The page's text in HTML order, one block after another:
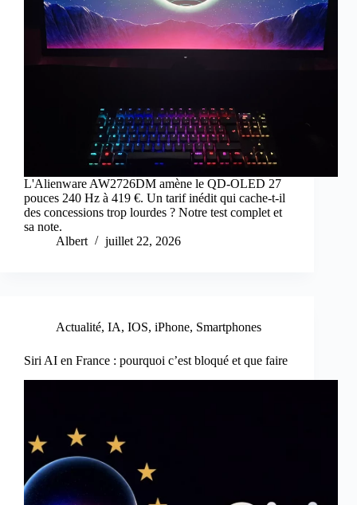
L'Alienware AW2726DM amène le QD-OLED 27
pouces 240 Hz à 419 €. Un tarif inédit qui cache-t-il
des concessions trop lourdes ? Notre test complet et
sa note.
Albert
juillet 22, 2026
Actualité, IA, IOS, iPhone, Smartphones
Siri AI en France : pourquoi c’est bloqué et que faire